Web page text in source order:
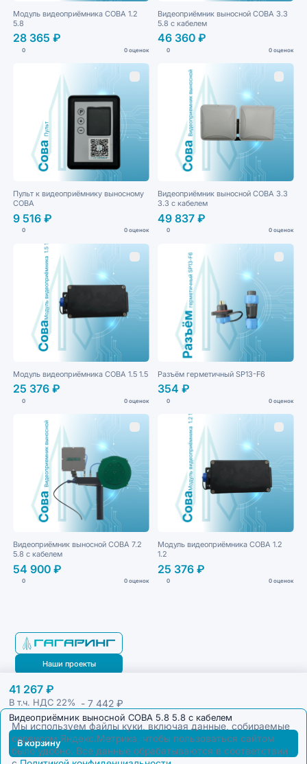
Мы используем файлы куки, включая данные, собираемые
сервисом Яндекс.Метрика, чтобы пользоваться сайтом
было удобно. Все данные обрабатываются в соответствии
Модуль видеоприёмника СОВА 1.2
5.8
28 365 ₽
0 0 оценок
Видеоприёмник выносной СОВА 3.3
5.8 с кабелем
46 360 ₽
0 0 оценок
Пульт к видеоприёмнику выносному
СОВА
9 516 ₽
0 0 оценок
Видеоприёмник выносной СОВА 3.3
3.3 с кабелем
49 837 ₽
0 0 оценок
Модуль видеоприёмника СОВА 1.5 1.5
25 376 ₽
0 0 оценок
Разъём герметичный SP13-F6
354 ₽
0 0 оценок
Видеоприёмник выносной СОВА 7.2
5.8 с кабелем
54 900 ₽
0 0 оценок
Модуль видеоприёмника СОВА 1.2
1.2
25 376 ₽
0 0 оценок
41 267 ₽
В т.ч. НДС 22% - 7 442 ₽
Видеоприёмник выносной СОВА 5.8 5.8 с кабелем
В корзину
Наши проекты